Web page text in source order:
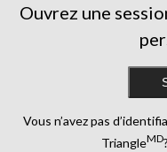
Ouvrez une
Vous n’avez pas
TriangleMD?